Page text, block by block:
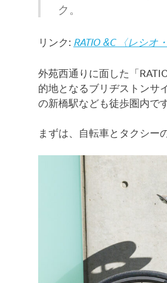
ク。
リンク: RATIO &C 〈レシオ
外苑西通りに面した「
的地となるブリヂストンサ
の新橋駅なども徒歩圏内です
まずは、自転車とタクシー